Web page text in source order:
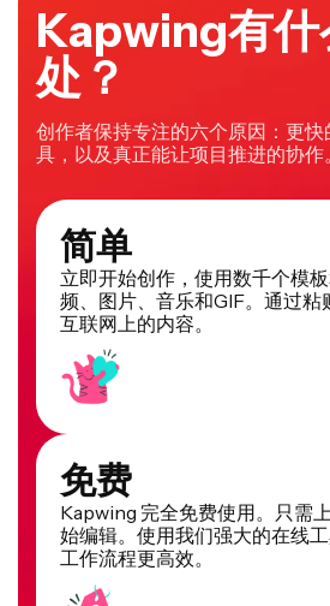
Kapwing有什
处？
创作者保持专注的六个原因：更
具，以及真正能让项目推进的协作。
简单
立即开始创作，使用数千个模
频、图片、音乐和GIF。通过粘
互联网上的内容。
免费
Kapwing 完全免费使用。只需
始编辑。使用我们强大的在线
工作流程更高效。